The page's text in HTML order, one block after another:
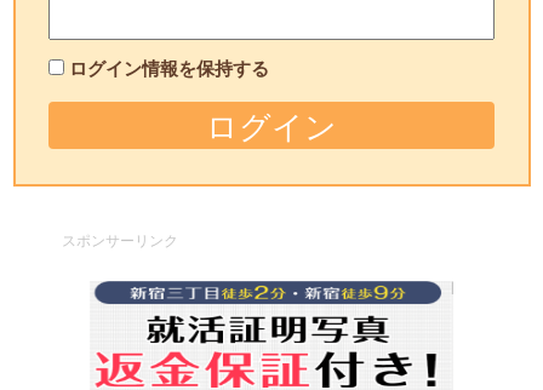
ログイン情報を保持する
スポンサーリンク